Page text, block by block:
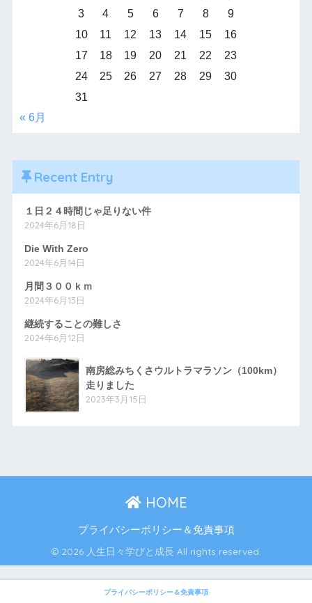
3
4 5 6 7 8
9
10
11 12 13 14 15
16
17
18 19 20 21 22
23
24
25 26 27 28 29
30
31
« 6月
Recent Entry
１日２４時間じゃ足りない件
2024年6月18日
Die With Zero
2024年6月14日
月間３００ｋｍ
2024年6月13日
継続することの難しさ
2024年6月12日
南房総みちくさウルトラマラソン（100km）
走りました
2023年3月15日
HOME
プライバシーポリシー＆免責事項
© 2026 人生日々学びと成長 All rights reserved.
プライバシーポリシー＆免責事項